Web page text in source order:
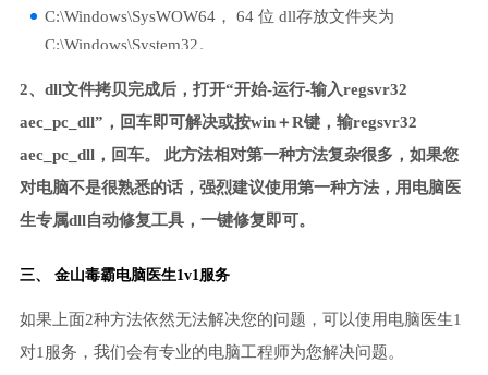
C:\Windows\SysWOW64， 64 位 dll存放文件夹为
C:\Windows\System32。
2、dll文件拷贝完成后，打开“开始-运行-输入regsvr32
aec_pc_dll”，回车即可解决或按win＋R键，输regsvr32
aec_pc_dll，回车。 此方法相对第一种方法复杂很多，如果您
对电脑不是很熟悉的话，强烈建议使用第一种方法，用电脑医
生专属dll自动修复工具，一键修复即可。
三、 金山毒霸电脑医生1v1服务
如果上面2种方法依然无法解决您的问题，可以使用电脑医生1
对1服务，我们会有专业的电脑工程师为您解决问题。